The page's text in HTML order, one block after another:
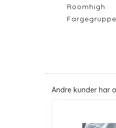
Roomhigh
Fargegruppe
Andre kunder har